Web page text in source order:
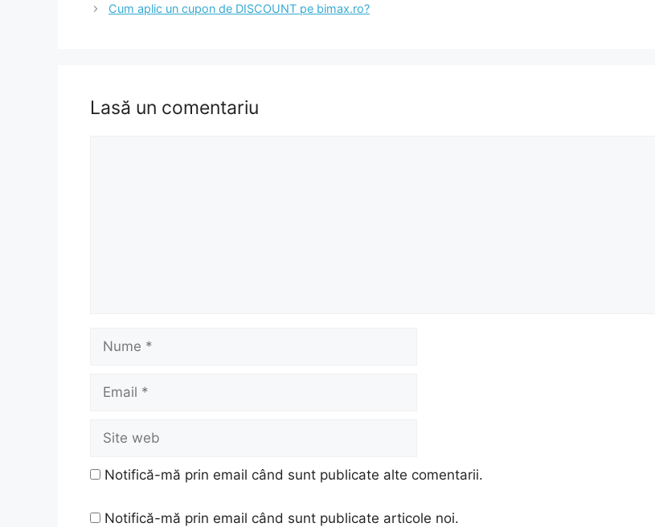
Cum aplic un cupon de DISCOUNT pe bimax.ro?
Lasă un comentariu
Nume
Email
Site
web
Notifică-mă prin email când sunt publicate alte comentarii.
Notifică-mă prin email când sunt publicate articole noi.